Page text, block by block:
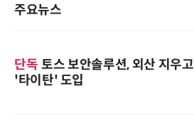
주요뉴스
단독 토스 보안솔루션, 외산 지우고
'타이탄' 도입